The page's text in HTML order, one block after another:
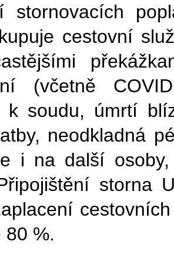
stornovacích
cestovní
(včetně
k soudu, úmrtí
neodkladná
i na další
storna
80 %.